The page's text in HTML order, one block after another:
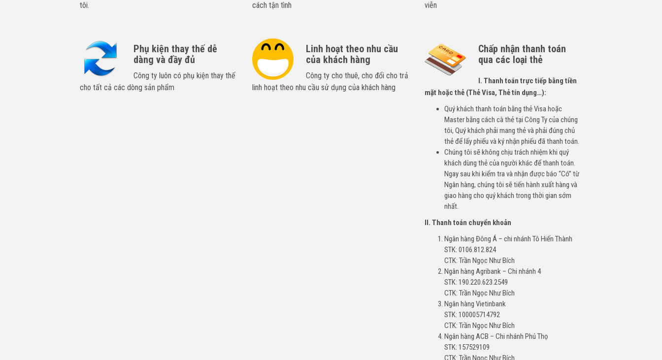
tôi.
cách tận tình
viễn
Phụ kiện thay thế dễ
dàng và đầy đủ
Công ty luôn có phụ kiện thay thế
cho tất cả các dòng sản phẩm
Linh hoạt theo nhu cầu
của khách hàng
Công ty cho thuê, cho đổi cho trả
linh hoạt theo nhu cầu sử dụng của khách hàng
Chấp nhận thanh toán
qua các loại thẻ
I. Thanh toán trực tiếp bằng tiền
mặt hoặc thẻ (Thẻ Visa, Thẻ tín dụng…):
Quý khách thanh toán bằng thẻ Visa hoặc
Master bằng cách cà thẻ tại Công Ty của chúng
tôi, Quý khách phải mang thẻ và phải đúng chủ
thẻ để lấy phiếu và ký nhận phiếu đã thanh toán.
Chúng tôi sẽ không chịu trách nhiệm khi quý
khách dùng thẻ của người khác để thanh toán.
Ngay sau khi kiểm tra và nhận được báo “Có” từ
Ngân hàng, chúng tôi sẽ tiến hành xuất hàng và
giao hàng cho quý khách trong thời gian sớm
nhất.
II. Thanh toán chuyển khoản
Ngân hàng Đông Á – chi nhánh Tô Hiến Thành
STK: 0106.812.824
CTK: Trần Ngọc Như Bích
Ngân hàng Agribank – Chi nhánh 4
STK: 190.220.623.2549
CTK: Trần Ngọc Như Bích
Ngân hàng Vietinbank
STK: 100005714792
CTK: Trần Ngọc Như Bích
Ngân hàng ACB – Chi nhánh Phú Thọ
STK: 157529109
CTK: Trần Ngọc Như Bích